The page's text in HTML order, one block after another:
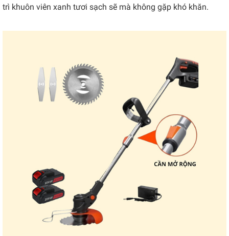
trì khuôn viên xanh tươi sạch sẽ mà không gặp khó khăn.